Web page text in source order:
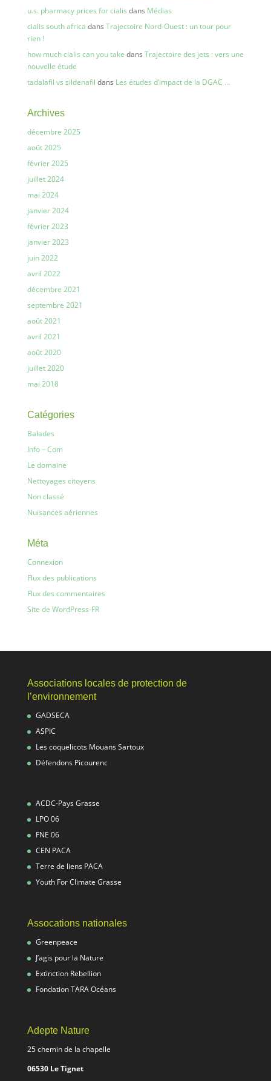
u.s. pharmacy prices for cialis dans Médias
cialis south africa dans Trajectoire Nord-Ouest : un tour pour
rien !
how much cialis can you take dans Trajectoire des jets : vers une
nouvelle étude
tadalafil vs sildenafil dans Les études d’impact de la DGAC …
Archives
décembre 2025
août 2025
février 2025
juillet 2024
mai 2024
janvier 2024
février 2023
janvier 2023
juin 2022
avril 2022
décembre 2021
septembre 2021
août 2021
avril 2021
août 2020
juillet 2020
mai 2018
Catégories
Balades
Info – Com
Le domaine
Nettoyages citoyens
Non classé
Nuisances aériennes
Méta
Connexion
Flux des publications
Flux des commentaires
Site de WordPress-FR
Associations locales de protection de
l’environnement
GADSECA
ASPIC
Les coquelicots Mouans Sartoux
Défendons Picourenc
ACDC-Pays Grasse
LPO 06
FNE 06
CEN PACA
Terre de liens PACA
Youth For Climate Grasse
Assocations nationales
Greenpeace
J’agis pour la Nature
Extinction Rebellion
Fondation TARA Océans
Adepte Nature
25 chemin de la chapelle
06530 Le Tignet